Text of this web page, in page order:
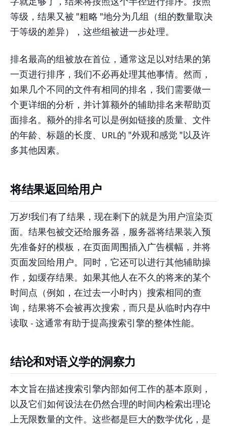
等级，结果又被 "粗略 "地分为几组（组的数量取决
于等级的差异），这些组被进一步处理。
排名最高的组被放在首位，通常这足以对结果的第
一页进行排序，我们不必再处理其他事情。然而，
如果几个不同的文件有相同的排名，我们需要做一
个更详细的分析，并计算额外的辅助排名来帮助页
面排名。额外的排名可以是例如链接的质量、文件
的年龄、标题的长度、URL的 "外观和感觉 "以及许
多其他因素。
将结果返回给用户
万岁!我们有了结果，现在剩下的就是为用户渲染页
面。结果包被交还给服务器，服务器将结果装入预
先准备好的模板，在页面周围插入广告横幅，并将
页面发回给用户。同时，它还可以进行其他辅助操
作，如缓存结果。如果其他人在不久的将来的某个
时间点（例如，在过去一小时内）搜索相同的查
询，结果将不会被再次搜索，而只是从临时内存中
读取 - 这通常有助于提高搜索引擎的整体性能。
结论和对语义学的洞察力
本文旨在描述搜索引擎内部如何工作的基本原则，
以及它们如何设法在仍然合理的时间内检索出理论
上无限数量的文件。这些都是巨大的数学优化，是